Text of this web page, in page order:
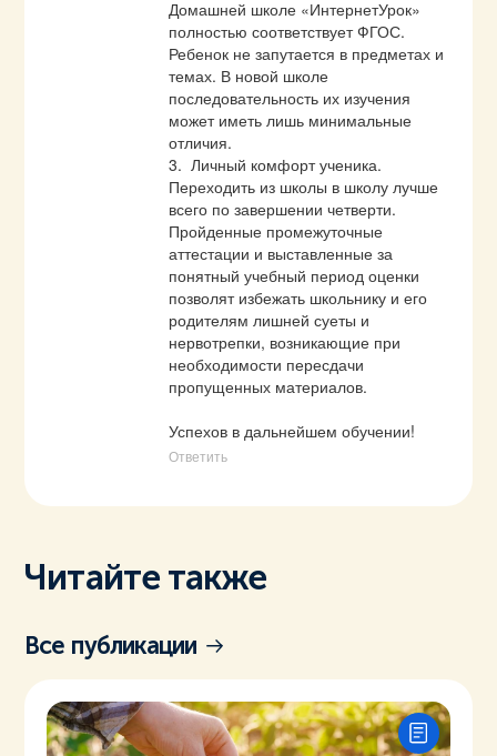
Домашней школе «ИнтернетУрок»
полностью соответствует ФГОС.
Ребенок не запутается в предметах и
темах. В новой школе
последовательность их изучения
может иметь лишь минимальные
отличия.
3.  Личный комфорт ученика.
Переходить из школы в школу лучше
всего по завершении четверти.
Пройденные промежуточные
аттестации и выставленные за
понятный учебный период оценки
позволят избежать школьнику и его
родителям лишней суеты и
нервотрепки, возникающие при
необходимости пересдачи
пропущенных материалов.
Успехов в дальнейшем обучении!
Ответить
Читайте также
Все публикации